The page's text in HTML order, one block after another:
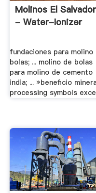
Molinos El Salvador
- Water-Ionizer
fundaciones para molino
bolas; ... molino de bolas
para molino de cemento
india; ... »beneficio
processing symbols